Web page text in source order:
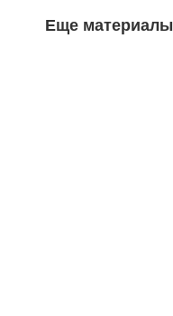
Еще материалы